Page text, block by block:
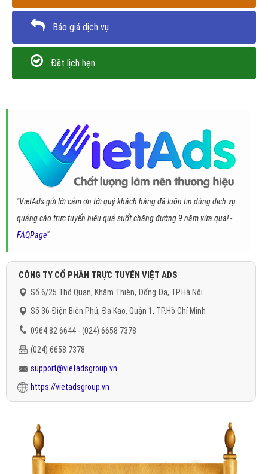
Báo giá dịch vụ
Đặt lịch hẹn
"VietAds gửi lời cảm ơn tới quý khách hàng đã luôn tin dùng dịch vụ
quảng cáo trực tuyến hiệu quả suốt chặng đường 9 năm vừa qua! -
FAQPage"
CÔNG TY CỔ PHẦN TRỰC TUYẾN VIỆT ADS
Số 6/25 Thổ Quan, Khâm Thiên, Đống Đa, TP.Hà Nội
Số 36 Điện Biên Phủ, Đa Kao, Quận 1, TP.Hồ Chí Minh
0964 82 6644 - (024) 6658 7378
(024) 6658 7378
support@vietadsgroup.vn
https://vietadsgroup.vn